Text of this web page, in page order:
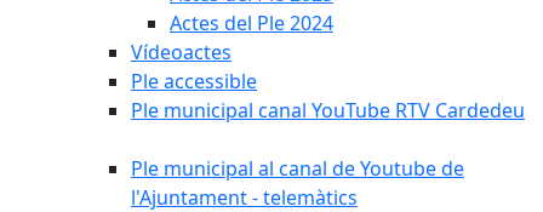
Actes del Ple 2024
Vídeoactes
Ple accessible
Ple municipal canal YouTube RTV Cardedeu
Ple municipal al canal de Youtube de
l'Ajuntament - telemàtics